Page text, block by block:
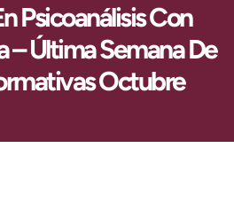
Psicoanálisis Con
– Última Semana De
Octubre